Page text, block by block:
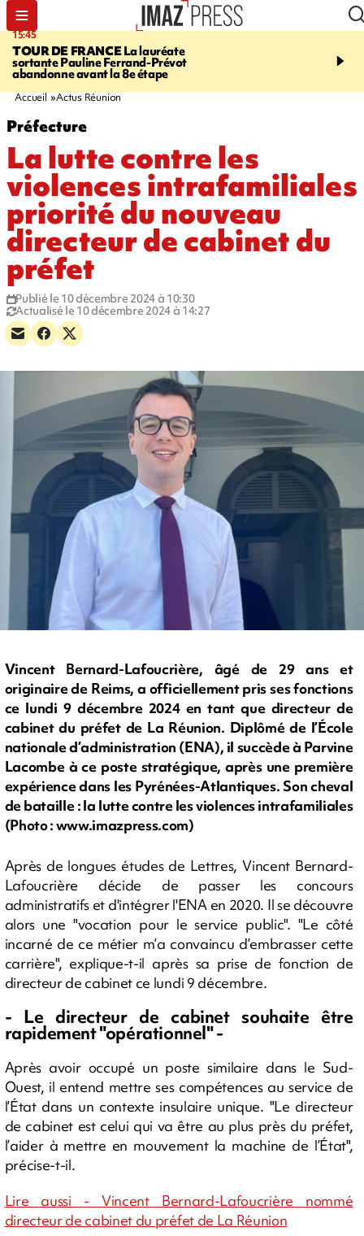
15:45
TOUR DE FRANCELa lauréate
sortante Pauline Ferrand-Prévot
abandonne avant la 8e étape
20:17
routière, concours de
Accueil Actus Réunion
Préfecture
La lutte contre les
violences intrafamiliales
priorité du nouveau
directeur de cabinet du
préfet
Publié le 10 décembre 2024 à 10:30
Actualisé le 10 décembre 2024 à 14:27
Vincent Bernard-Lafoucrière, âgé de 29 ans et
originaire de Reims, a officiellement pris ses fonctions
ce lundi 9 décembre 2024 en tant que directeur de
cabinet du préfet de La Réunion. Diplômé de l’École
nationale d’administration (ENA), il succède à Parvine
Lacombe à ce poste stratégique, après une première
expérience dans les Pyrénées-Atlantiques. Son cheval
de bataille : la lutte contre les violences intrafamiliales
(Photo : www.imazpress.com)
Après de longues études de Lettres, Vincent Bernard-
Lafoucrière décide de passer les concours
administratifs et d'intégrer l'ENA en 2020. Il se découvre
alors une "vocation pour le service public". "Le côté
incarné de ce métier m’a convaincu d’embrasser cette
carrière", explique-t-il après sa prise de fonction de
directeur de cabinet ce lundi 9 décembre.
- Le directeur de cabinet souhaite être
rapidement "opérationnel" -
Après avoir occupé un poste similaire dans le Sud-
Ouest, il entend mettre ses compétences au service de
l’État dans un contexte insulaire unique. "Le directeur
de cabinet est celui qui va être au plus près du préfet,
l’aider à mettre en mouvement la machine de l’État",
précise-t-il.
Lire aussi - Vincent Bernard-Lafoucrière nommé
directeur de cabinet du préfet de La Réunion